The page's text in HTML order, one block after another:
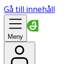
Gå till innehåll
Meny